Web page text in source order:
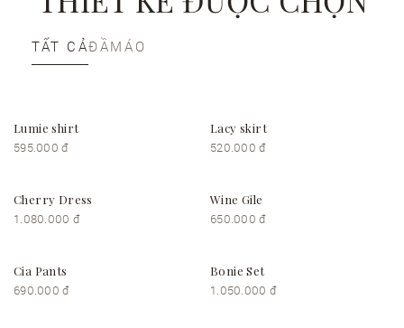
TẤT CẢĐẦM ÁO
Lumie shirt
595.000 đ
Lacy skirt
520.000 đ
Cherry Dress
1.080.000 đ
Wine Gile
650.000 đ
Cia Pants
690.000 đ
Bonie Set
1.050.000 đ